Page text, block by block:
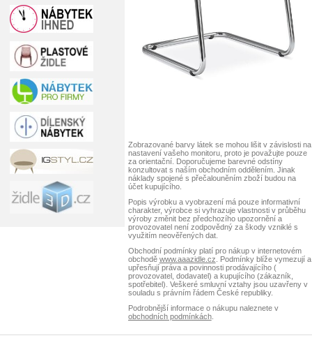
Zobrazované barvy látek se mohou lišit v závislosti na
nastavení vašeho monitoru, proto je považujte pouze
za orientační. Doporučujeme barevné odstíny
konzultovat s naším obchodním oddělením. Jinak
náklady spojené s přečalouněním zboží budou na
účet kupujícího.
Popis výrobku a vyobrazení má pouze informativní
charakter, výrobce si vyhrazuje vlastnosti v průběhu
výroby změnit bez předchozího upozornění a
provozovatel není zodpovědný za škody vzniklé s
využitím neověřených dat.
Obchodní podmínky platí pro nákup v internetovém
obchodě www.aaazidle.cz . Podmínky blíže vymezují a
upřesňují práva a povinnosti prodávajícího (
provozovatel, dodavatel) a kupujícího (zákazník,
spotřebitel). Veškeré smluvní vztahy jsou uzavřeny v
souladu s právním řádem České republiky.
Podrobnější informace o nákupu naleznete v
obchodních podmínkách.